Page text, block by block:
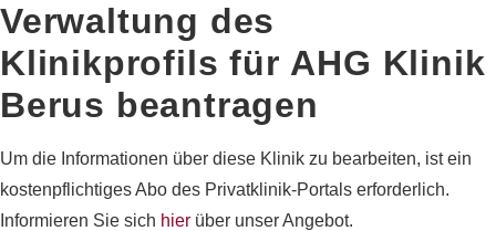
Verwaltung des
Klinikprofils für AHG Klinik
Berus beantragen
Um die Informationen über diese Klinik zu bearbeiten, ist ein
kostenpflichtiges Abo des Privatklinik-Portals erforderlich.
Informieren Sie sich hier über unser Angebot.